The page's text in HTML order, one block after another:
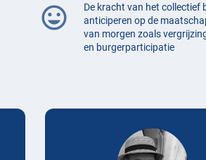
mood
De kracht van het collectief
anticiperen op de
van morgen zoals
en burgerparticipatie
Testimonials